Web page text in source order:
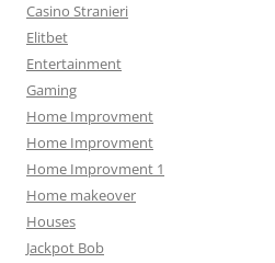
Casino Stranieri
Elitbet
Entertainment
Gaming
Home Improvment
Home Improvment
Home Improvment 1
Home makeover
Houses
Jackpot Bob